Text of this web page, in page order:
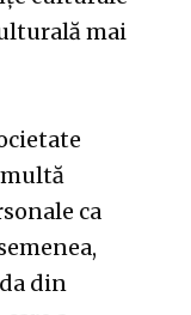
mai
multă
ca
din